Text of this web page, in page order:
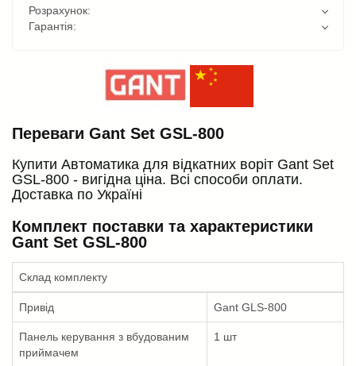
Розрахунок:
Гарантія:
Переваги Gant Set GSL-800
Купити Автоматика для відкатних воріт Gant Set
GSL-800 - вигідна ціна. Всі способи оплати.
Доставка по Україні
Комплект поставки та характеристики
Gant Set GSL-800
Склад комплекту
Привід Gant GLS-800
Панель керування з вбудованим
приймачем
1 шт